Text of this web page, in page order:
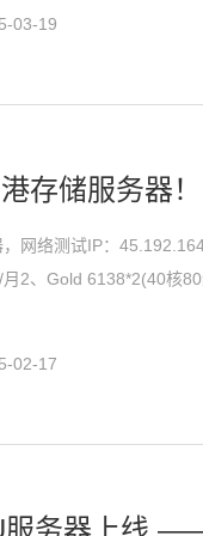
03-19
存储服务器！
网络测试IP：
2、Gold 6138*2(40核
02-17